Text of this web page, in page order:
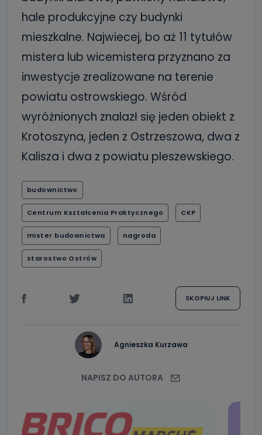
hale produkcyjne czy budynki
mieszkalne. Najwiecej, bo aż 11 tytułów
mistera lub wicemistera przyznano za
inwestycje zrealizowane na terenie
powiatu ostrowskiego. Wśród
wyróżnionych znalazł się jeden obiekt z
Krotoszyna, jeden z Ostrzeszowa, dwa z
Kalisza i dwa z powiatu pleszewskiego.
budownictwo
Centrum Kształcenia Praktycznego CKP
mister budownictwa nagroda
starostwo Ostrów
SKOPIUJ LINK
Agnieszka Kurzawa
NAPISZ DO AUTORA